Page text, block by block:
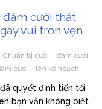
đám cưới thật
vui trọn vẹn
Chuẩn bị cưới
đám cưới
cưới lên kế hoạch
quyết định tiến tới
bạn vẫn không biết